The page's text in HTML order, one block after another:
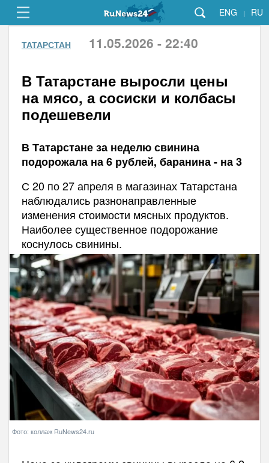
ENG | RU
ТАТАРСТАН 11.05.2026 - 22:40
В Татарстане выросли цены
на мясо, а сосиски и колбасы
подешевели
В Татарстане за неделю свинина
подорожала на 6 рублей, баранина - на 3
С 20 по 27 апреля в магазинах Татарстана
наблюдались разнонаправленные
изменения стоимости мясных продуктов.
Наиболее существенное подорожание
коснулось свинины.
Фото: коллаж RuNews24.ru